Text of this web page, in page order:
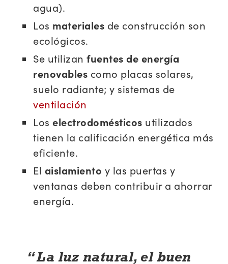
agua).
Los materiales de construcción son
ecológicos.
Se utilizan fuentes de energía
renovables como placas solares,
suelo radiante; y sistemas de
ventilación
Los electrodomésticos utilizados
tienen la calificación energética más
eficiente.
El aislamiento y las puertas y
ventanas deben contribuir a ahorrar
energía.
La luz natural, el buen